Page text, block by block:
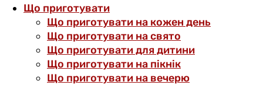
Що приготувати
Що приготувати на кожен день
Що приготувати на свято
Що приготувати для дитини
Що приготувати на пікнік
Що приготувати на вечерю